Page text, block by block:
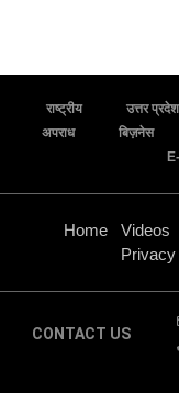
राष्ट्रीय उत्तर प्रदेश
अपराध
बिज़नेस
Home Videos
CONTACT US